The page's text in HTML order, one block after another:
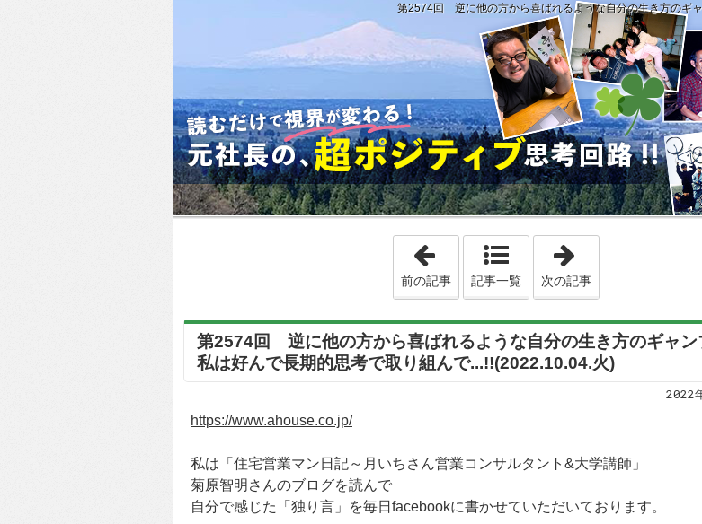
第2574回 逆に他の方から喜ばれるような自分の生き方のギ
「第2573回 私は華麗に一発で決まる技
前の記事 記事一覧 次の記事
第2574回 逆に他の方から喜ばれるような自分の生き方のギャン
私は好んで長期的思考で取り組んで...!!(2022.10.04.火)
2022
https://www.ahouse.co.jp/
私は「住宅営業マン日記～月いちさん営業コンサルタント&大学講師」
菊原智明さんのブログを読んで
自分で感じた「独り言」を毎日facebookに書かせていただいております。